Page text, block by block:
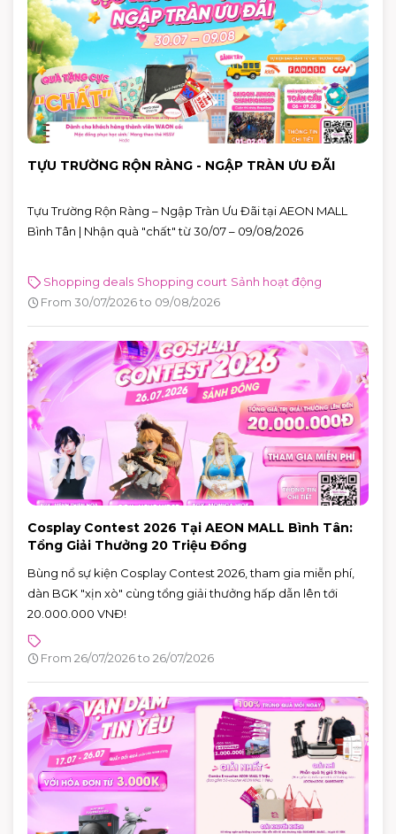
TỰU TRƯỜNG RỘN RÀNG - NGẬP TRÀN ƯU ĐÃI
Tựu Trường Rộn Ràng – Ngập Tràn Ưu Đãi tại AEON MALL
Bình Tân | Nhận quà "chất" từ 30/07 – 09/08/2026
Shopping deals Shopping court Sảnh hoạt động
From 30/07/2026 to 09/08/2026
Cosplay Contest 2026 Tại AEON MALL Bình Tân:
Tổng Giải Thưởng 20 Triệu Đồng
Bùng nổ sự kiện Cosplay Contest 2026, tham gia miễn phí,
dàn BGK "xịn xò" cùng tổng giải thưởng hấp dẫn lên tới
20.000.000 VNĐ!
From 26/07/2026 to 26/07/2026